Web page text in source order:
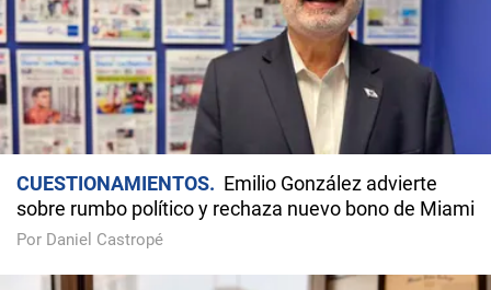
CUESTIONAMIENTOS
Emilio González advierte
sobre rumbo político y rechaza nuevo bono de Miami
Por Daniel Castropé